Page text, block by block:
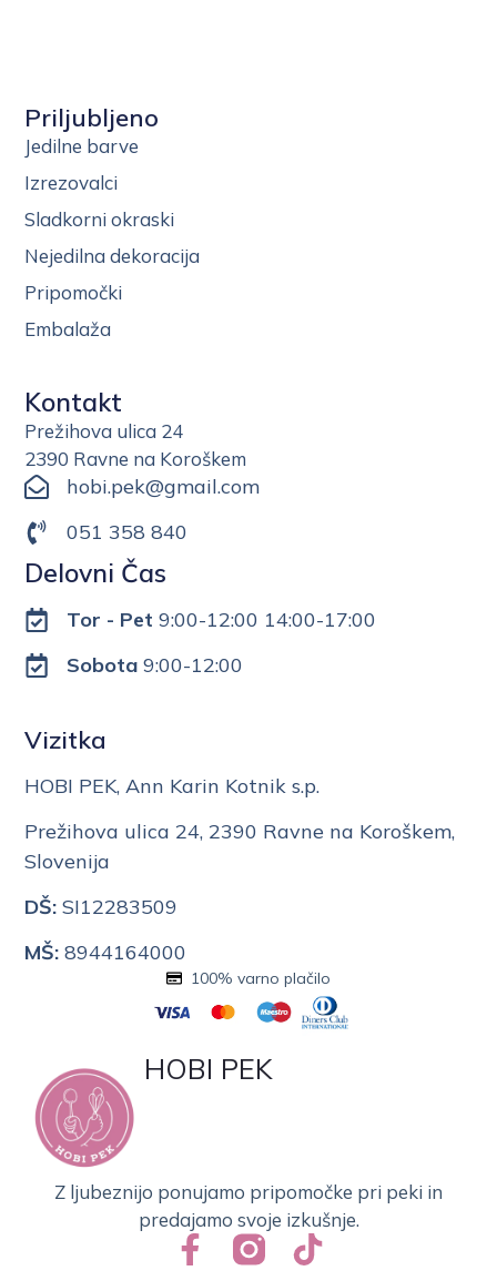
Priljubljeno
Jedilne barve
Izrezovalci
Sladkorni okraski
Nejedilna dekoracija
Pripomočki
Embalaža
Kontakt
Prežihova ulica 24
2390 Ravne na Koroškem
hobi.pek@gmail.com
051 358 840
Delovni Čas
Tor - Pet 9:00-12:00 14:00-17:00
Sobota9:00-12:00
Vizitka
HOBI PEK, Ann Karin Kotnik s.p.
Prežihova ulica 24, 2390 Ravne na Koroškem,
Slovenija
DŠ: SI12283509
MŠ: 8944164000
HOBI PEK
Z ljubeznijo ponujamo pripomočke pri peki in
predajamo svoje izkušnje.
100% varno plačilo